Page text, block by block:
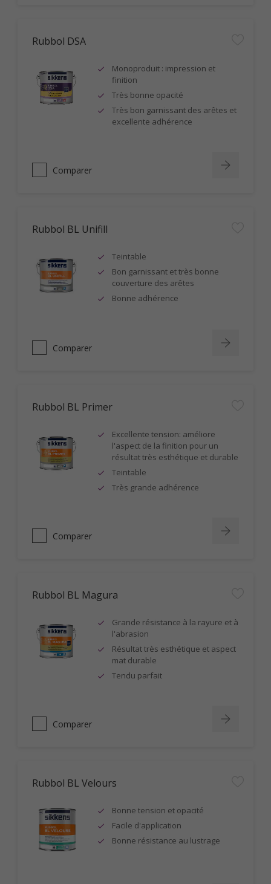
Rubbol DSA
Monoproduit : impression et
finition
Très bonne opacité
Très bon garnissant des arêtes et
excellente adhérence
Comparer
Rubbol BL Unifill
Teintable
Bon garnissant et très bonne
couverture des arêtes
Bonne adhérence
Comparer
Rubbol BL Primer
Excellente tension: améliore
l'aspect de la finition pour un
résultat très esthétique et durable
Teintable
Très grande adhérence
Comparer
Rubbol BL Magura
Grande résistance à la rayure et à
l'abrasion
Résultat très esthétique et aspect
mat durable
Tendu parfait
Comparer
Rubbol BL Velours
Bonne tension et opacité
Facile d'application
Bonne résistance au lustrage